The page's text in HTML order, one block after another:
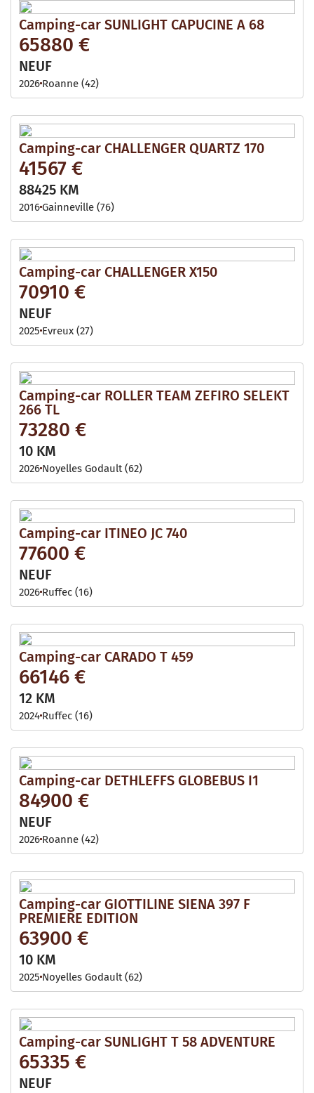
Camping-car SUNLIGHT CAPUCINE A 68
65880 €
NEUF
2026 Roanne (42)
Camping-car CHALLENGER QUARTZ 170
41567 €
88425 KM
2016Gainneville (76)
Camping-car CHALLENGER X150
70910 €
NEUF
2025 Evreux (27)
Camping-car ROLLER TEAM ZEFIRO SELEKT
266 TL
73280 €
10 KM
2026 Noyelles Godault (62)
Camping-car ITINEO JC 740
77600 €
NEUF
2026 Ruffec (16)
Camping-car CARADO T 459
66146 €
12 KM
2024 Ruffec (16)
Camping-car DETHLEFFS GLOBEBUS I1
84900 €
NEUF
2026 Roanne (42)
Camping-car GIOTTILINE SIENA 397 F
PREMIERE EDITION
63900 €
10 KM
2025 Noyelles Godault (62)
Camping-car SUNLIGHT T 58 ADVENTURE
65335 €
NEUF